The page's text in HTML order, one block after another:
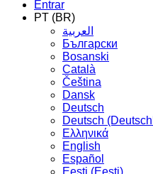
Entrar
PT (BR)
العربية
Български
Bosanski
Сatalà
Čeština
Dansk
Deutsch
Deutsch
Ελληνικά
English
Español
Eesti (Eesti)